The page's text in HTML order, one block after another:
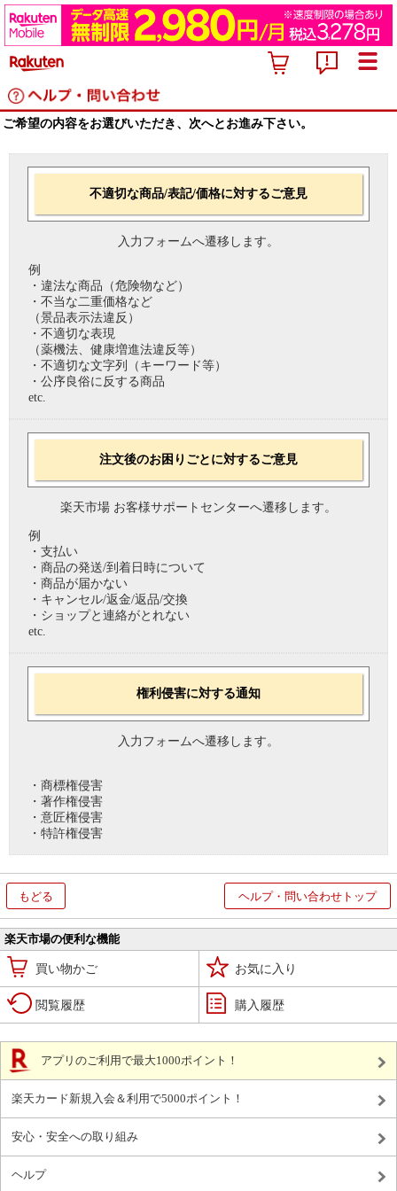
ご希望の内容をお選びいただき、次へとお進み下さい。
不適切な商品/表記/価格に対するご意見
入力フォームへ遷移します。
例
・違法な商品（危険物など）
・不当な二重価格など
（景品表示法違反）
・不適切な表現
（薬機法、健康増進法違反等）
・不適切な文字列（キーワード等）
・公序良俗に反する商品
etc.
注文後のお困りごとに対するご意見
楽天市場 お客様サポートセンターへ遷移します。
例
・支払い
・商品の発送/到着日時について
・商品が届かない
・キャンセル/返金/返品/交換
・ショップと連絡がとれない
etc.
権利侵害に対する通知
入力フォームへ遷移します。
・商標権侵害
・著作権侵害
・意匠権侵害
・特許権侵害
もどる ヘルプ・問い合わせトップ
楽天市場の便利な機能
買い物かご お気に入り
閲覧履歴 購入履歴
アプリのご利用で最大1000ポイント！
楽天カード新規入会＆利用で5000ポイント！
安心・安全への取り組み
ヘルプ